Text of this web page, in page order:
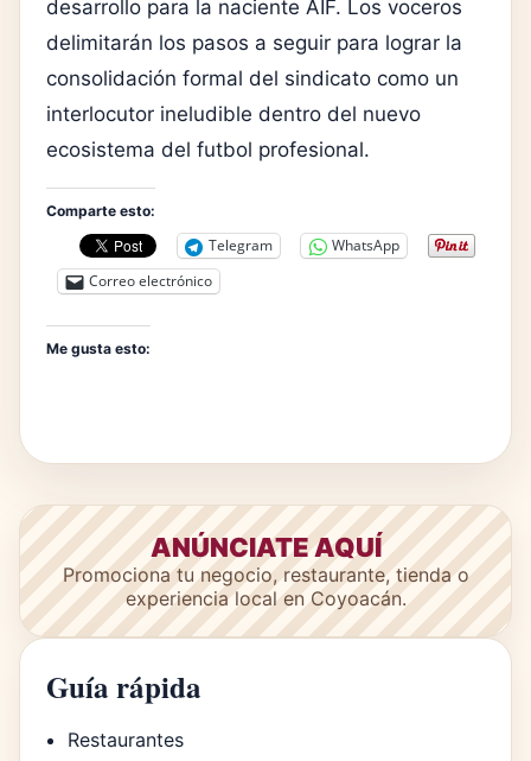
desarrollo para la naciente AIF. Los voceros
delimitarán los pasos a seguir para lograr la
consolidación formal del sindicato como un
interlocutor ineludible dentro del nuevo
ecosistema del futbol profesional.
Comparte esto:
Telegram
WhatsApp
Correo electrónico
Me gusta esto:
ANÚNCIATE AQUÍ
Promociona tu negocio, restaurante, tienda o
experiencia local en Coyoacán.
Guía rápida
Restaurantes